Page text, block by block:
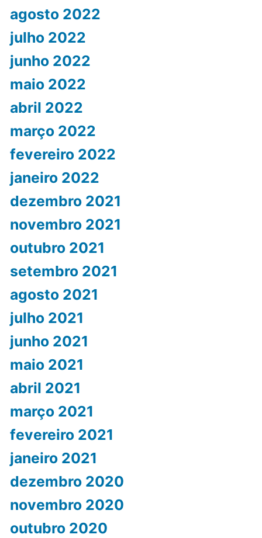
agosto 2022
julho 2022
junho 2022
maio 2022
abril 2022
março 2022
fevereiro 2022
janeiro 2022
dezembro 2021
novembro 2021
outubro 2021
setembro 2021
agosto 2021
julho 2021
junho 2021
maio 2021
abril 2021
março 2021
fevereiro 2021
janeiro 2021
dezembro 2020
novembro 2020
outubro 2020